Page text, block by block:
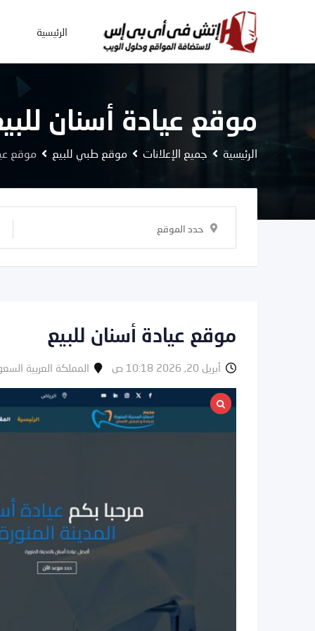
الرئيسية
موقع عيادة أسنان
الرئيسية جميع الإعلانات موقع طبي للبيع موقع
حدد الموقع
موقع عيادة أسنان للبيع
أبريل 20, 2026 10:18 ص المملكة العربية